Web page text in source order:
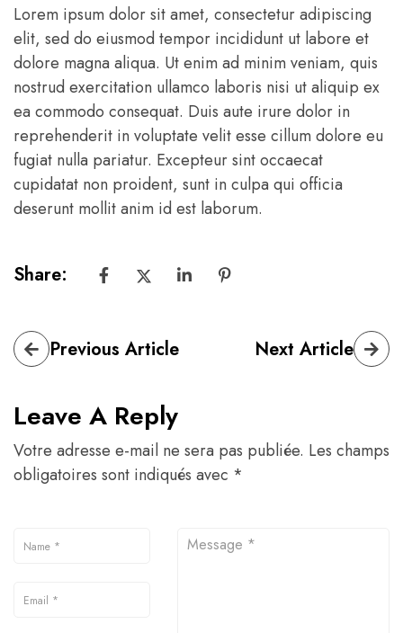
Lorem ipsum dolor sit amet, consectetur adipiscing
elit, sed do eiusmod tempor incididunt ut labore et
dolore magna aliqua. Ut enim ad minim veniam, quis
nostrud exercitation ullamco laboris nisi ut aliquip ex
ea commodo consequat. Duis aute irure dolor in
reprehenderit in voluptate velit esse cillum dolore eu
fugiat nulla pariatur. Excepteur sint occaecat
cupidatat non proident, sunt in culpa qui officia
deserunt mollit anim id est laborum.
Share:
Previous Article Next Article
Leave A Reply
Votre adresse e-mail ne sera pas publiée. Les champs
obligatoires sont indiqués avec *